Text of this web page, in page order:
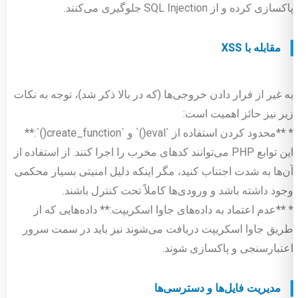
پاکسازی کرده و از SQL Injection جلوگیری می‌کنند.
مقابله با XSS
به غیر از فرار دادن خروجی‌ها (که در بالا ذکر شد)، توجه به نکات
زیر نیز حائز اهمیت است:
* **محدود کردن استفاده از `eval()` و `create_function()`:**
این توابع PHP می‌توانند کدهای مخرب را اجرا کنند. از استفاده از
آن‌ها به شدت اجتناب کنید، مگر اینکه دلیل امنیتی بسیار محکمی
وجود داشته باشد و ورودی‌ها کاملاً تحت کنترل باشند.
* **عدم اعتماد به داده‌های جاوا اسکریپت:** داده‌هایی که از
طریق جاوا اسکریپت دریافت می‌شوند نیز باید در سمت سرور
اعتبارسنجی و پاکسازی شوند.
مدیریت فایل‌ها و دسترسی‌ها